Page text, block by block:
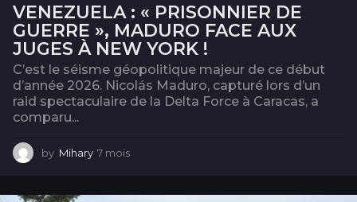
VENEZUELA : « PRISONNIER DE
GUERRE », MADURO FACE AUX
JUGES À NEW YORK !
C’est le séisme géopolitique majeur de ce début
d’année 2026. Nicolás Maduro, capturé lors d’un
raid spectaculaire de la Delta Force à Caracas, a
comparu...
by Mihary 7 mois
i